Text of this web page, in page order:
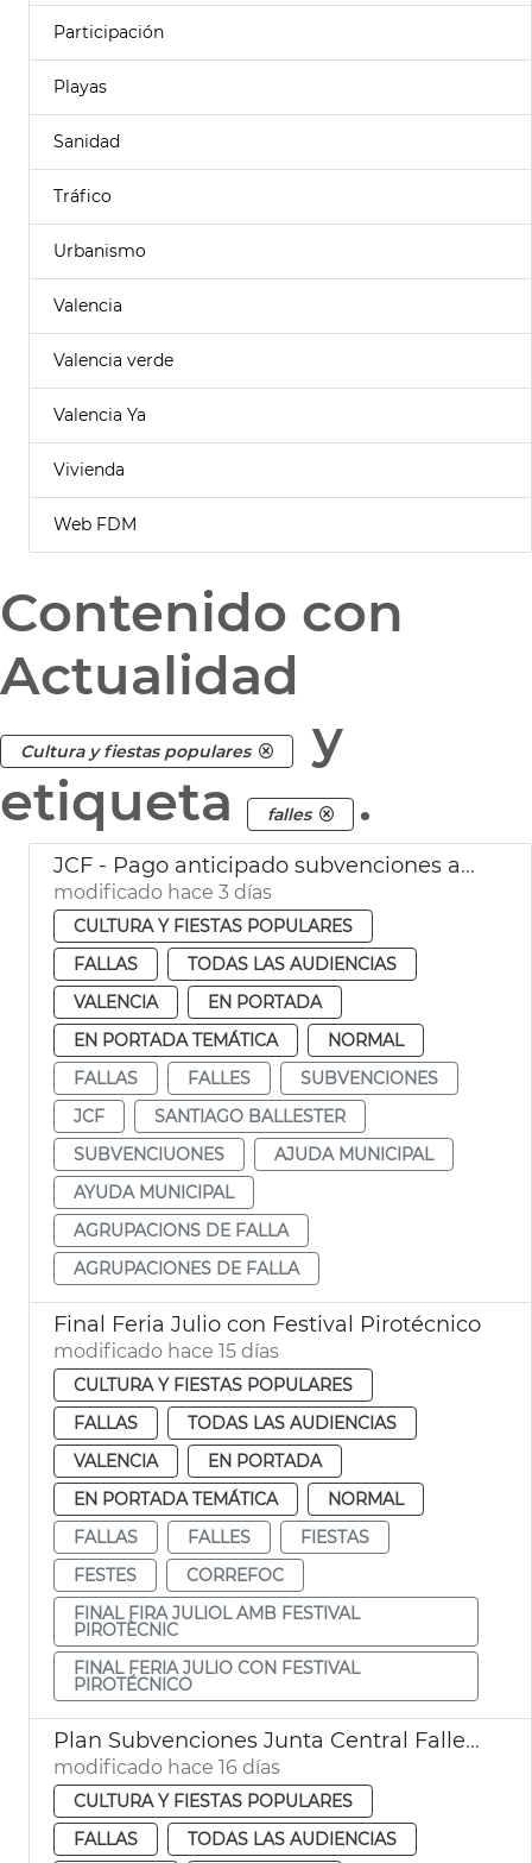
Participación
Playas
Sanidad
Tráfico
Urbanismo
Valencia
Valencia verde
Valencia Ya
Vivienda
Web FDM
Contenido con
Actualidad
Cultura y fiestas populares
y
etiqueta
falles .
JCF - Pago anticipado subvenciones agrupaciones de falla
modificado hace 3 días
CULTURA Y FIESTAS POPULARES
FALLAS
TODAS LAS AUDIENCIAS
VALENCIA
EN PORTADA
EN PORTADA TEMÁTICA
NORMAL
FALLAS
FALLES
SUBVENCIONES
JCF
SANTIAGO BALLESTER
SUBVENCIUONES
AJUDA MUNICIPAL
AYUDA MUNICIPAL
AGRUPACIONS DE FALLA
AGRUPACIONES DE FALLA
Final Feria Julio con Festival Pirotécnico
modificado hace 15 días
CULTURA Y FIESTAS POPULARES
FALLAS
TODAS LAS AUDIENCIAS
VALENCIA
EN PORTADA
EN PORTADA TEMÁTICA
NORMAL
FALLAS
FALLES
FIESTAS
FESTES
CORREFOC
FINAL FIRA JULIOL AMB FESTIVAL
PIROTÈCNIC
FINAL FERIA JULIO CON FESTIVAL
PIROTÉCNICO
Plan Subvenciones Junta Central Fallera València
modificado hace 16 días
CULTURA Y FIESTAS POPULARES
FALLAS
TODAS LAS AUDIENCIAS